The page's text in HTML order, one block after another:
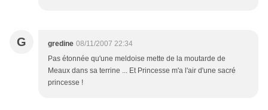
G gredine 08/11/2007 22:34
Pas étonnée qu'une meldoise mette de la moutarde de
Meaux dans sa terrine ... Et Princesse m'a l'air d'une sacré
princesse !